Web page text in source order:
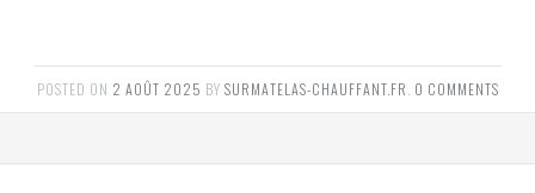
POSTED ON 2 AOÛT 2025 BY SURMATELAS-CHAUFFANT.FR 0 COMMENTS